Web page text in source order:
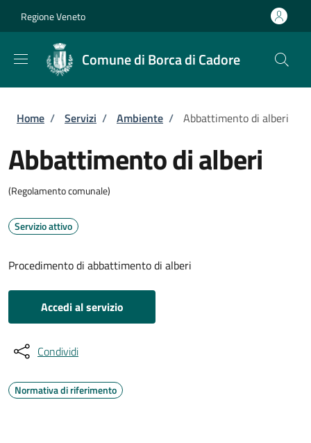
Regione Veneto
Comune di Borca di Cadore
Briciole di pane
Home / Servizi / Ambiente / Abbattimento di alberi
Abbattimento di alberi
(Regolamento comunale)
Servizio attivo
Procedimento di abbattimento di alberi
Accedi al servizio
Condividi
Normativa di riferimento